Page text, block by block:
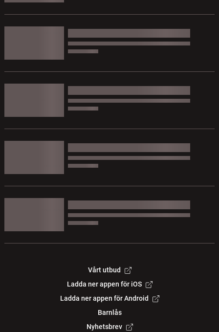
Vårt utbud
Ladda ner appen för iOS
Ladda ner appen för Android
Barnlås
Nyhetsbrev